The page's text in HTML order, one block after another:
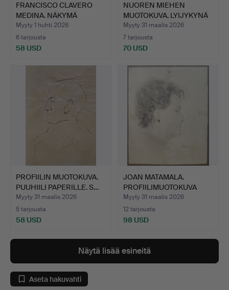
FRANCISCO CLAVERO
MEDINA. NÄKYMÄ
BARCELONA…
Myyty 1 huhti 2026
6 tarjousta
58 USD
NUOREN MIEHEN
MUOTOKUVA. LYIJYKYNÄ
PAPERIL…
Myyty 31 maalis 2026
7 tarjousta
70 USD
PROFIILIN MUOTOKUVA.
PUUHIILI PAPERILLE. S…
Myyty 31 maalis 2026
5 tarjousta
58 USD
JOAN MATAMALA.
PROFIILIMUOTOKUVA
NAISESTA.…
Myyty 31 maalis 2026
12 tarjousta
98 USD
Näytä lisää esineitä
Aseta hakuvahti